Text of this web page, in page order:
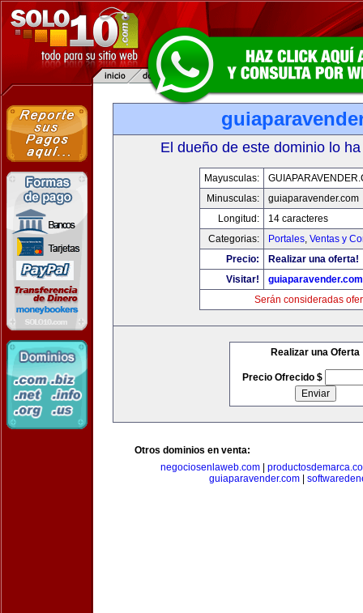
El dueño de este dominio lo
Mayusculas:
Minusculas:
guiaparavender.com
Longitud:
14 caracteres
Categorias:
Portales, Ventas y
Precio:
Realizar una oferta!
Visitar!
guiaparavender.com
Serán consideradas
Realizar una Oferta
Precio Ofrecido $
Otros dominios en venta:
negociosenlaweb.com
guiaparavender.com|